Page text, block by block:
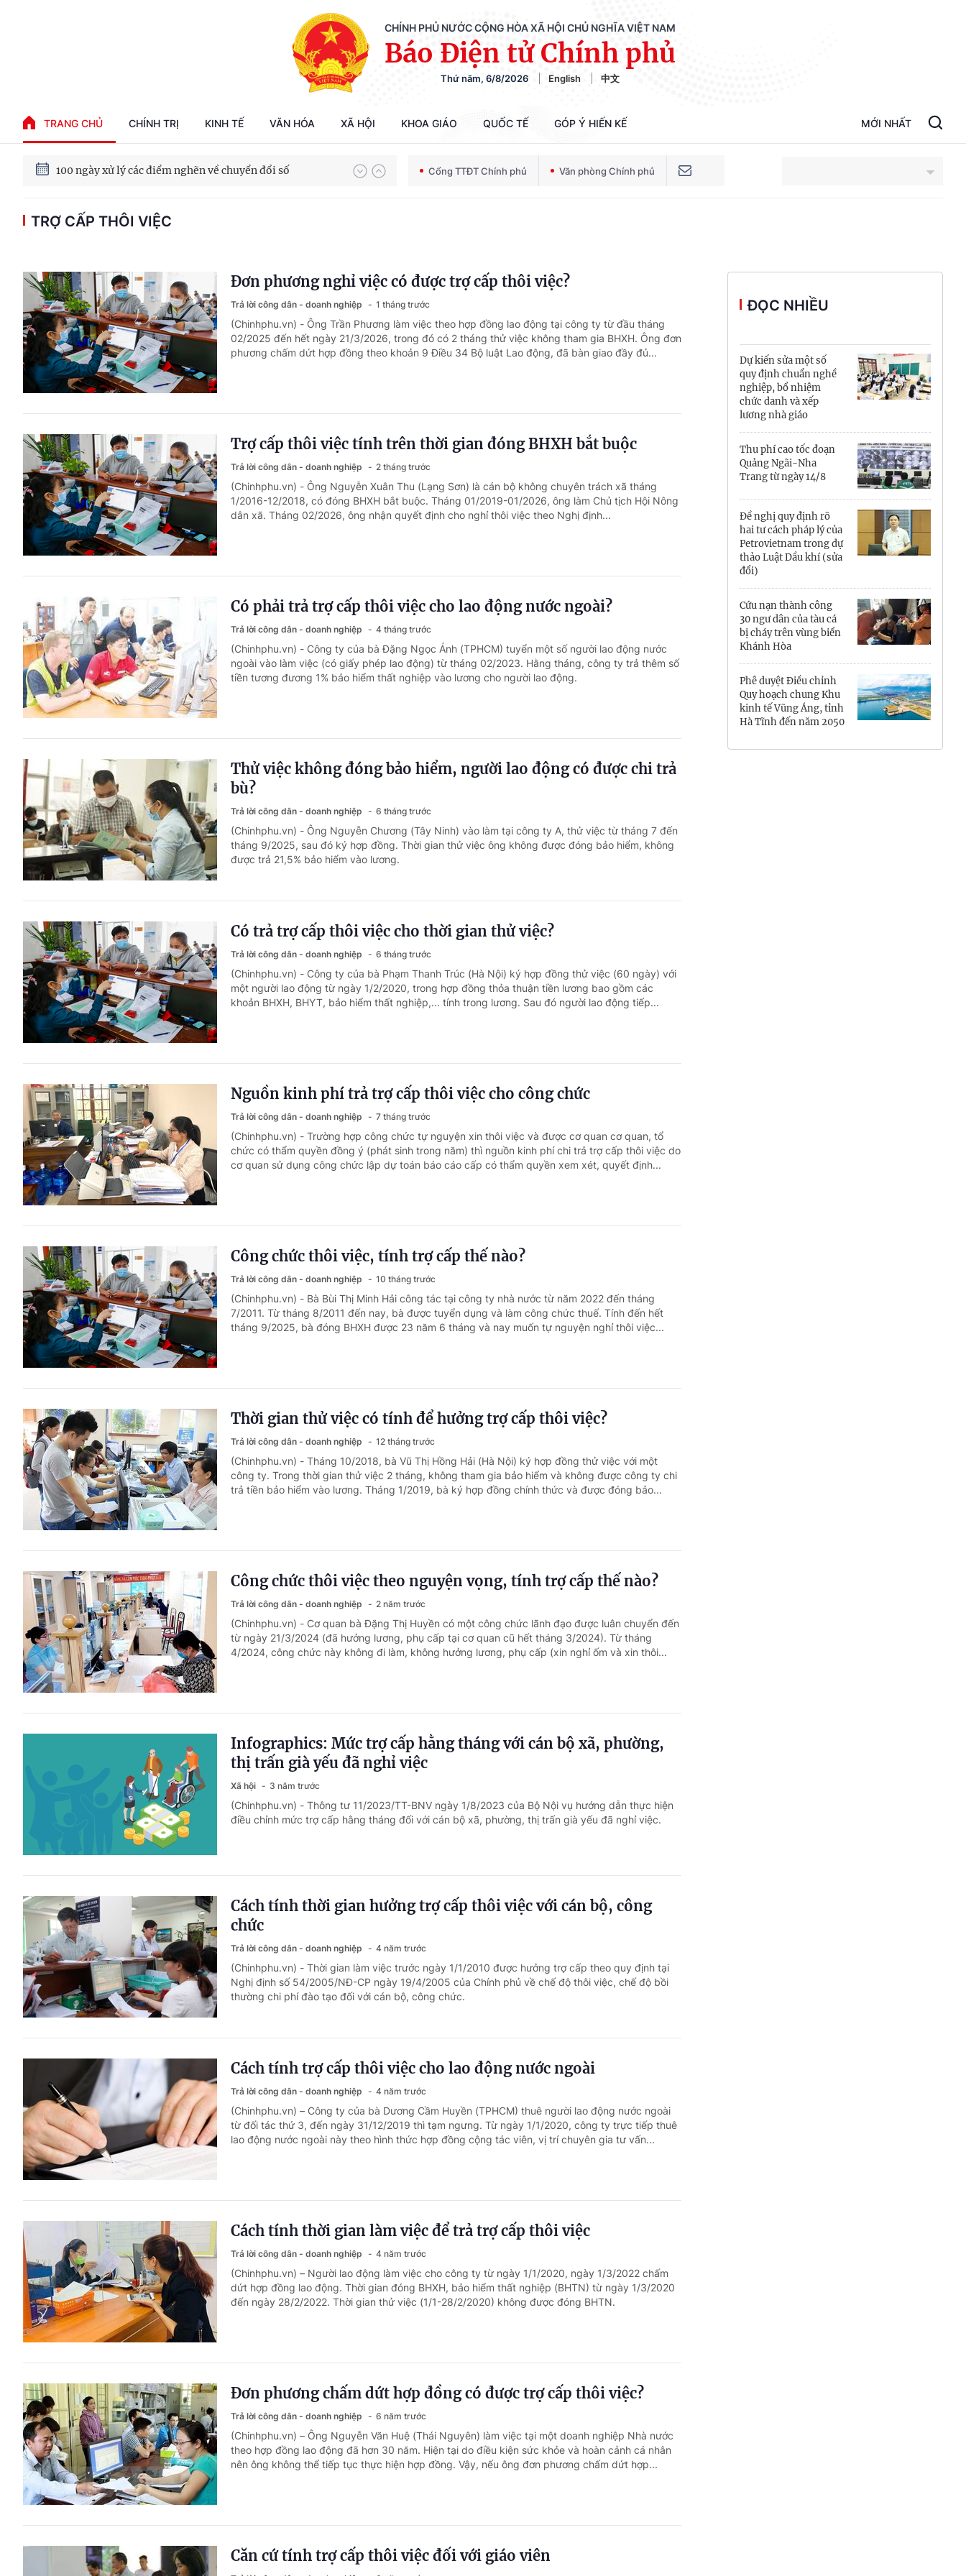
CHÍNH PHỦ NƯỚC CỘNG HÒA XÃ HỘI CHỦ NGHĨA VIỆT NAM
Báo Điện tử Chính phủ
Thứ năm, 6/8/2026 English 中文
TRANG CHỦ CHÍNH TRỊ KINH TẾ VĂN HÓA XÃ HỘI KHOA GIÁO QUỐC TẾ GÓP Ý HIẾN KẾ MỚI NHẤT
100 ngày xử lý các điểm nghẽn về chuyển đổi số
Phát triển kinh tế nhà nước trong kỷ nguyên mới
Cổng TTĐT Chính phủ Văn phòng Chính phủ
Cần Thơ
Điện Biên
Đà Nẵng
Đắk Lắk
Đồng Nai
Gia Lai
Hồ Chí Minh
Hà Tĩnh
Hưng Yên
Hải Phòng
Khánh Hòa
TRỢ CẤP THÔI VIỆC
Đơn phương nghỉ việc có được trợ cấp thôi việc?
Trả lời công dân - doanh nghiệp 1 tháng trước
(Chinhphu.vn) - Ông Trần Phương làm việc theo hợp đồng lao động tại công ty từ đầu tháng
02/2025 đến hết ngày 21/3/2026, trong đó có 2 tháng thử việc không tham gia BHXH. Ông đơn
phương chấm dứt hợp đồng theo khoản 9 Điều 34 Bộ luật Lao động, đã bàn giao đầy đủ...
Trợ cấp thôi việc tính trên thời gian đóng BHXH bắt buộc
Trả lời công dân - doanh nghiệp 2 tháng trước
(Chinhphu.vn) - Ông Nguyễn Xuân Thu (Lạng Sơn) là cán bộ không chuyên trách xã tháng
1/2016-12/2018, có đóng BHXH bắt buộc. Tháng 01/2019-01/2026, ông làm Chủ tịch Hội Nông
dân xã. Tháng 02/2026, ông nhận quyết định cho nghỉ thôi việc theo Nghị định...
Có phải trả trợ cấp thôi việc cho lao động nước ngoài?
Trả lời công dân - doanh nghiệp 4 tháng trước
(Chinhphu.vn) - Công ty của bà Đặng Ngọc Ánh (TPHCM) tuyển một số người lao động nước
ngoài vào làm việc (có giấy phép lao động) từ tháng 02/2023. Hằng tháng, công ty trả thêm số
tiền tương đương 1% bảo hiểm thất nghiệp vào lương cho người lao động.
Thử việc không đóng bảo hiểm, người lao động có được chi trả
bù?
Trả lời công dân - doanh nghiệp 6 tháng trước
(Chinhphu.vn) - Ông Nguyễn Chương (Tây Ninh) vào làm tại công ty A, thử việc từ tháng 7 đến
tháng 9/2025, sau đó ký hợp đồng. Thời gian thử việc ông không được đóng bảo hiểm, không
được trả 21,5% bảo hiểm vào lương.
Có trả trợ cấp thôi việc cho thời gian thử việc?
Trả lời công dân - doanh nghiệp 6 tháng trước
(Chinhphu.vn) - Công ty của bà Phạm Thanh Trúc (Hà Nội) ký hợp đồng thử việc (60 ngày) với
một người lao động từ ngày 1/2/2020, trong hợp đồng thỏa thuận tiền lương bao gồm các
khoản BHXH, BHYT, bảo hiểm thất nghiệp,... tính trong lương. Sau đó người lao động tiếp...
Nguồn kinh phí trả trợ cấp thôi việc cho công chức
Trả lời công dân - doanh nghiệp 7 tháng trước
(Chinhphu.vn) - Trường hợp công chức tự nguyện xin thôi việc và được cơ quan cơ quan, tổ
chức có thẩm quyền đồng ý (phát sinh trong năm) thì nguồn kinh phí chi trả trợ cấp thôi việc do
cơ quan sử dụng công chức lập dự toán báo cáo cấp có thẩm quyền xem xét, quyết định...
Công chức thôi việc, tính trợ cấp thế nào?
Trả lời công dân - doanh nghiệp 10 tháng trước
(Chinhphu.vn) - Bà Bùi Thị Minh Hải công tác tại công ty nhà nước từ năm 2022 đến tháng
7/2011. Từ tháng 8/2011 đến nay, bà được tuyển dụng và làm công chức thuế. Tính đến hết
tháng 9/2025, bà đóng BHXH được 23 năm 6 tháng và nay muốn tự nguyện nghỉ thôi việc...
Thời gian thử việc có tính để hưởng trợ cấp thôi việc?
Trả lời công dân - doanh nghiệp 12 tháng trước
(Chinhphu.vn) - Tháng 10/2018, bà Vũ Thị Hồng Hải (Hà Nội) ký hợp đồng thử việc với một
công ty. Trong thời gian thử việc 2 tháng, không tham gia bảo hiểm và không được công ty chi
trả tiền bảo hiểm vào lương. Tháng 1/2019, bà ký hợp đồng chính thức và được đóng bảo...
Công chức thôi việc theo nguyện vọng, tính trợ cấp thế nào?
Trả lời công dân - doanh nghiệp 2 năm trước
(Chinhphu.vn) - Cơ quan bà Đặng Thị Huyền có một công chức lãnh đạo được luân chuyển đến
từ ngày 21/3/2024 (đã hưởng lương, phụ cấp tại cơ quan cũ hết tháng 3/2024). Từ tháng
4/2024, công chức này không đi làm, không hưởng lương, phụ cấp (xin nghỉ ốm và xin thôi...
Infographics: Mức trợ cấp hằng tháng với cán bộ xã, phường,
thị trấn già yếu đã nghỉ việc
Xã hội 3 năm trước
(Chinhphu.vn) - Thông tư 11/2023/TT-BNV ngày 1/8/2023 của Bộ Nội vụ hướng dẫn thực hiện
điều chỉnh mức trợ cấp hằng tháng đối với cán bộ xã, phường, thị trấn già yếu đã nghỉ việc.
Cách tính thời gian hưởng trợ cấp thôi việc với cán bộ, công
chức
Trả lời công dân - doanh nghiệp 4 năm trước
(Chinhphu.vn) - Thời gian làm việc trước ngày 1/1/2010 được hưởng trợ cấp theo quy định tại
Nghị định số 54/2005/NĐ-CP ngày 19/4/2005 của Chính phủ về chế độ thôi việc, chế độ bồi
thường chi phí đào tạo đối với cán bộ, công chức.
Cách tính trợ cấp thôi việc cho lao động nước ngoài
Trả lời công dân - doanh nghiệp 4 năm trước
(Chinhphu.vn) – Công ty của bà Dương Cầm Huyền (TPHCM) thuê người lao động nước ngoài
từ đối tác thứ 3, đến ngày 31/12/2019 thì tạm ngưng. Từ ngày 1/1/2020, công ty trực tiếp thuê
lao động nước ngoài này theo hình thức hợp đồng cộng tác viên, vị trí chuyên gia tư vấn...
Cách tính thời gian làm việc để trả trợ cấp thôi việc
Trả lời công dân - doanh nghiệp 4 năm trước
(Chinhphu.vn) – Người lao động làm việc cho công ty từ ngày 1/1/2020, ngày 1/3/2022 chấm
dứt hợp đồng lao động. Thời gian đóng BHXH, bảo hiểm thất nghiệp (BHTN) từ ngày 1/3/2020
đến ngày 28/2/2022. Thời gian thử việc (1/1-28/2/2020) không được đóng BHTN.
Đơn phương chấm dứt hợp đồng có được trợ cấp thôi việc?
Trả lời công dân - doanh nghiệp 6 năm trước
(Chinhphu.vn) – Ông Nguyễn Văn Huệ (Thái Nguyên) làm việc tại một doanh nghiệp Nhà nước
theo hợp đồng lao động đã hơn 30 năm. Hiện tại do điều kiện sức khỏe và hoàn cảnh cá nhân
nên ông không thể tiếp tục thực hiện hợp đồng. Vậy, nếu ông đơn phương chấm dứt hợp...
Căn cứ tính trợ cấp thôi việc đối với giáo viên
ĐỌC NHIỀU
Dự kiến sửa một số
quy định chuẩn nghề
nghiệp, bổ nhiệm
chức danh và xếp
lương nhà giáo
Thu phí cao tốc đoạn
Quảng Ngãi-Nha
Trang từ ngày 14/8
Đề nghị quy định rõ
hai tư cách pháp lý của
Petrovietnam trong dự
thảo Luật Dầu khí (sửa
đổi)
Cứu nạn thành công
30 ngư dân của tàu cá
bị cháy trên vùng biển
Khánh Hòa
Phê duyệt Điều chỉnh
Quy hoạch chung Khu
kinh tế Vũng Áng, tỉnh
Hà Tĩnh đến năm 2050